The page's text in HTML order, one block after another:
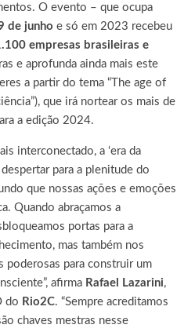
O evento – que ocupa
de junho e só em 2023 recebeu
empresas brasileiras e
e aprofunda ainda mais este
a partir do tema “The age of
que irá nortear os mais de
a edição 2024.
interconectado, a ‘era da
para a plenitude do
que nossas ações e emoções
Quando abraçamos a
portas para a
mas também nos
poderosas para construir um
afirma Rafael Lazarini,
do Rio2C. “Sempre acreditamos
chaves mestras nesse